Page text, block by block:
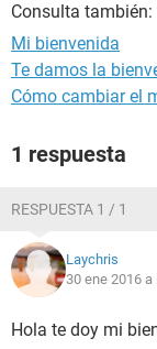
Consulta también:
Mi bienvenida
Te damos la
Cómo cambiar el
1 respuesta
RESPUESTA 1 / 1
Laychris
30 ene 2016 a
Hola te doy mi